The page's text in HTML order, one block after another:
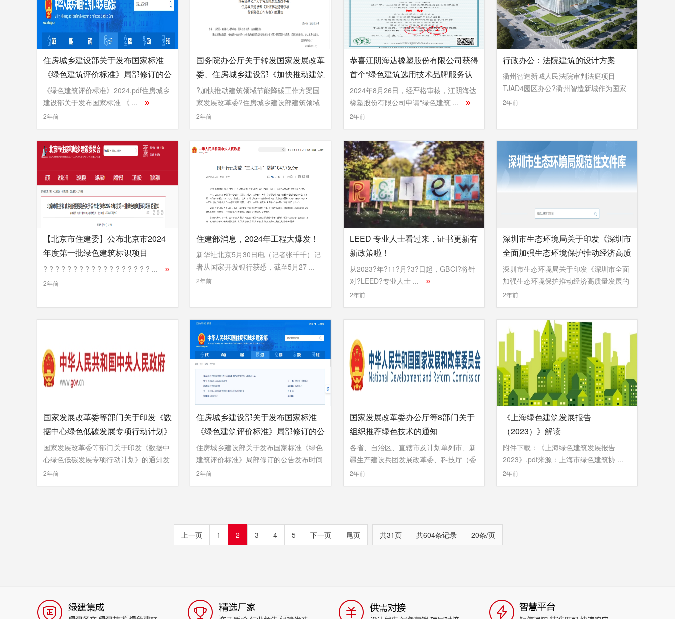
住房城乡建设部关于发布国家标准
《绿色建筑评价标准》局部修订的公
告
《绿色建筑评价标准》2024.pdf住房城乡
建设部关于发布国家标准 《 ...
»
2年前
国务院办公厅关于转发国家发展改革
委、住房城乡建设部《加快推动建筑
领域节能降碳工作方案》的通知
?加快推动建筑领域节能降碳工作方案国
家发展改革委?住房城乡建设部建筑领域
... »
2年前
恭喜江阴海达橡塑股份有限公司获得
首个“绿色建筑选用技术品牌服务认
证”证书
2024年8月26日，经严格审核，江阴海达
橡塑股份有限公司申请“绿色建筑 ...
»
2年前
行政办公：法院建筑的设计方案
衢州智造新城人民法院审判法庭项目
TJAD4园区办公?衢州智造新城作为国家
... »
2年前
【北京市住建委】公布北京市2024
年度第一批绿色建筑标识项目
? ? ? ? ? ? ? ? ? ? ? ? ? ? ? ? ? ? ... »
2年前
住建部消息，2024年工程大爆发！
新华社北京5月30日电（记者张千千）记
者从国家开发银行获悉，截至5月27 ...
»
2年前
LEED 专业人士看过来，证书更新有
新政策啦！
从2023?年?11?月?3?日起，GBCI?将针
对?LEED?专业人士 ...
»
2年前
深圳市生态环境局关于印发《深圳市
全面加强生态环境保护推动经济高质
量发展的若干措施（2024-2027
年）》的通知
深圳市生态环境局关于印发《深圳市全面
加强生态环境保护推动经济高质量发展的
... »
2年前
国家发展改革委等部门关于印发《数
据中心绿色低碳发展专项行动计划》
的通知
国家发展改革委等部门关于印发《数据中
心绿色低碳发展专项行动计划》的通知发
... »
2年前
住房城乡建设部关于发布国家标准
《绿色建筑评价标准》局部修订的公
告
住房城乡建设部关于发布国家标准《绿色
建筑评价标准》局部修订的公告发布时间
... »
2年前
国家发展改革委办公厅等8部门关于
组织推荐绿色技术的通知
各省、自治区、直辖市及计划单列市、新
疆生产建设兵团发展改革委、科技厅（委
... »
2年前
《上海绿色建筑发展报告
（2023）》解读
附件下载：《上海绿色建筑发展报告
2023》.pdf来源：上海市绿色建筑协 ...
»
2年前
上一页 1 2 3 4 5 下一页 尾页 共31页 共604条记录 20条/页